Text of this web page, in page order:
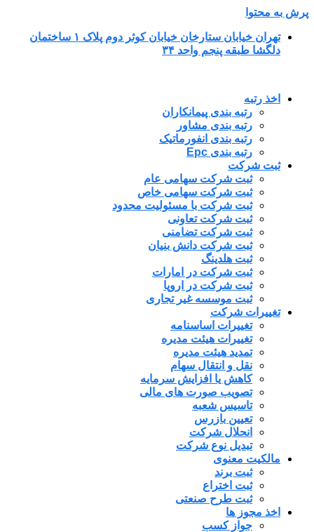
پرش به محتوا
تهران خیابان ستارخان خیابان کوثر دوم پلاک ۱ ساختمان
دلگشا طبقه پنجم واحد ۳۴
اخذ رتبه
رتبه بندی پیمانکاران
رتبه بندی مشاور
رتبه بندی انفورماتیک
رتبه بندی Epc
ثبت شرکت
ثبت شرکت سهامی عام
ثبت شرکت سهامی خاص
ثبت شرکت با مسئولیت محدود
ثبت شرکت تعاونی
ثبت شرکت تضامنی
ثبت شرکت دانش بنیان
ثبت هلدینگ
ثبت شرکت در امارات
ثبت شرکت در اروپا
ثبت موسسه غیر تجاری
تغییرات شرکت
تغییرات اساسنامه
تغییرات هیئت مدیره
تمدید هیئت مدیره
نقل و انتقال سهام
کاهش یا افزایش سرمایه
تصویب صورت های مالی
تاسیس شعبه
تعیین بازرس
انحلال شرکت
تبدیل نوع شرکت
مالکیت معنوی
ثبت برند
ثبت اختراع
ثبت طرح صنعتی
اخذ مجوز ها
جواز کسب